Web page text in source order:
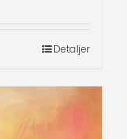
Detaljer